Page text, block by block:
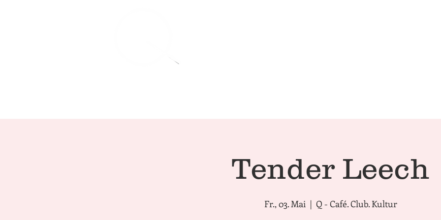
Tender Leech
Fr., 03. Mai
  |
Q - Café. Club. Kultur